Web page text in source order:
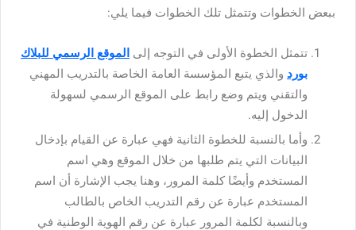
ببعض الخطوات وتتمثل تلك الخطوات فيما يلي:
تتمثل الخطوة الأولى في التوجه إلى الموقع الرسمي للبلاك
بورد والذي يتبع المؤسسة العامة الخاصة بالتدريب المهني
والتقني ويتم وضع رابط على الموقع الرسمي لسهولة
الدخول إليه.
وأما بالنسبة للخطوة الثانية فهي عبارة عن القيام بإدخال
البيانات التي يتم طلبها من خلال الموقع وهي اسم
المستخدم وأيضًا كلمة المرور، وهنا يجب الإشارة أن اسم
المستخدم عبارة عن رقم التدريب الخاص بالطالب
وبالنسبة لكلمة المرور عبارة عن رقم الهوية الوطنية في